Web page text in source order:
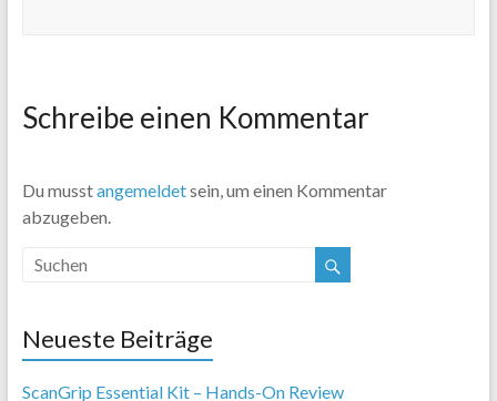
Schreibe einen Kommentar
Du musstangemeldetsein, um einen Kommentar
abzugeben.
Neueste Beiträge
ScanGrip Essential Kit – Hands-On Review